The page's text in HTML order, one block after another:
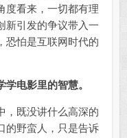
度看来，一切都有理
新引发的争议带入一
恐怕是互联网时代的
电影里的智慧。
既没讲什么高深的
的野蛮人，只是告诉